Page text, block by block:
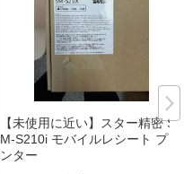
【未使用に近い】スター精密 S
M-S210i モバイルレシート プリ
ンター